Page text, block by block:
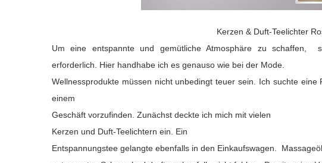
Kerzen & Duft-Teelichter
Um eine entspannte und gemütliche Atmosphäre zu schaffen,
erforderlich. Hier handhabe ich es genauso wie bei der Mode.
Wellnessprodukte müssen nicht unbedingt teuer sein. Ich suchte eine
einem
Geschäft vorzufinden. Zunächst deckte ich mich mit vielen
Kerzen und Duft-Teelichtern ein. Ein
Entspannungstee gelangte ebenfalls in den Einkaufswagen.